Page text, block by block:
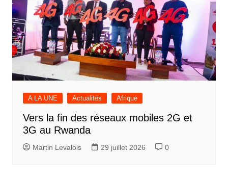
A LA UNE Actualités Afrique
Vers la fin des réseaux mobiles 2G et
3G au Rwanda
Martin Levalois 29 juillet 2026 0